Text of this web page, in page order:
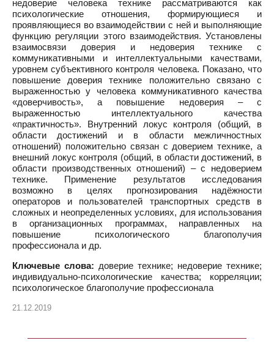
недоверие человека технике рассматриваются как
психологические отношения, формирующиеся и
проявляющиеся во взаимодействии с ней и выполняющие
функцию регуляции этого взаимодействия. Установлены
взаимосвязи доверия и недоверия технике с
коммуникативными и интеллектуальными качествами,
уровнем субъективного контроля человека. Показано, что
повышение доверия технике положительно связано с
выраженностью у человека коммуникативного качества
«доверчивость», а повышение недоверия – с
выраженностью интеллектуального качества
«практичность». Внутренний локус контроля (общий, в
области достижений и в области межличностных
отношений) положительно связан с доверием технике, а
внешний локус контроля (общий, в области достижений, в
области производственных отношений) – с недоверием
технике. Применение результатов исследования
возможно в целях прогнозирования надёжности
операторов и пользователей транспортных средств в
сложных и неопределенных условиях, для использования
в организационных программах, направленных на
повышение психологического благополучия
профессионала и др.
Ключевые слова: доверие технике; недоверие технике;
индивидуально-психологические качества; корреляции;
психологическое благополучие профессионала
21.12.2019